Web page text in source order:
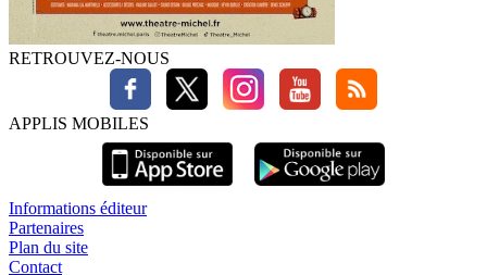
RETROUVEZ-NOUS
APPLIS MOBILES
Informations éditeur
Partenaires
Plan du site
Contact